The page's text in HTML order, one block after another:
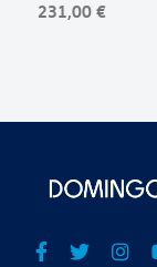
231,00 €